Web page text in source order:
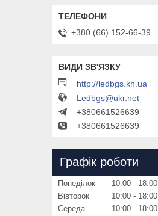
+380 (66) 152-66-39
http://ledbgs.kh.ua
Ledbgs@ukr.net
+380661526639
+380661526639
Графік роботи
Понеділок 10:00
18:00
Вівторок
10:00
18:00
Середа
10:00
18:00